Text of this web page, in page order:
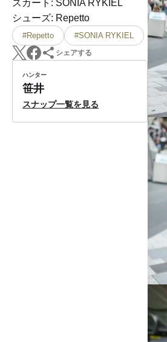
スカート: SONIA RYKIEL
シューズ: Repetto
#Repetto #SONIA RYKIEL
シェアする
ハンター
笹井
スナップ一覧を見る